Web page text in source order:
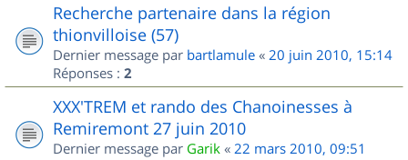
Recherche partenaire dans la région
thionvilloise (57)
Dernier message par bartlamule « 20 juin 2010, 15:14
Réponses : 2
XXX'TREM et rando des Chanoinesses à
Remiremont 27 juin 2010
Dernier message par Garik « 22 mars 2010, 09:51